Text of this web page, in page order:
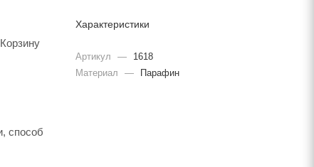
способ
Характеристики
Артикул —
1618
Материал
— Парафин